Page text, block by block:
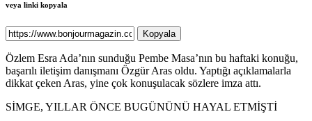
veya linki kopyala
Kopyala
Özlem Esra Ada’nın sunduğu Pembe Masa’nın bu haftaki konuğu,
başarılı iletişim danışmanı Özgür Aras oldu. Yaptığı açıklamalarla
dikkat çeken Aras, yine çok konuşulacak sözlere imza attı.
SİMGE, YILLAR ÖNCE BUGÜNÜNÜ HAYAL ETMİŞTİ